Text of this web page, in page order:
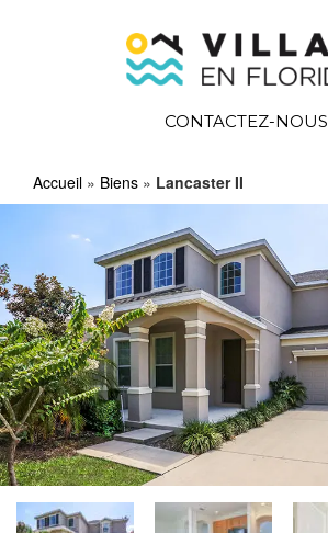
CONTACTEZ-NOUS
Accueil » Biens » Lancaster II